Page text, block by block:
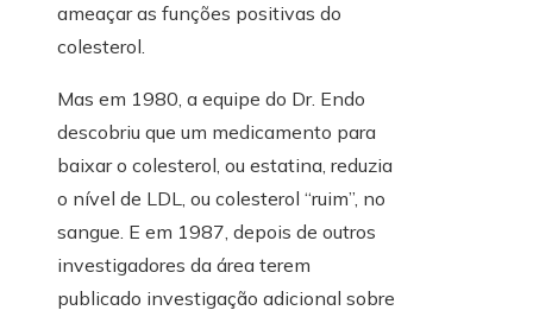
ameaçar as funções positivas do
colesterol.
Mas em 1980, a equipe do Dr. Endo
descobriu que um medicamento para
baixar o colesterol, ou estatina, reduzia
o nível de LDL, ou colesterol “ruim”, no
sangue. E em 1987, depois de outros
investigadores da área terem
publicado investigação adicional sobre